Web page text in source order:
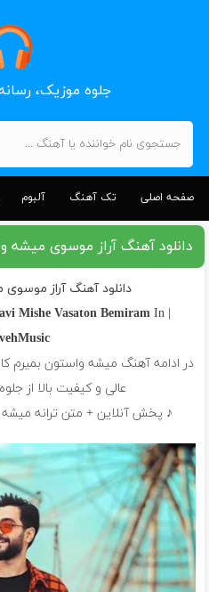
جلوه موزیک،
صفحه اصلی تک آهنگ آلبوم
دانلود آهنگ آراز موسوی میشه
دانلود آهنگ آراز
| Download Song
Mishe Vasaton Bemiram In
|
در ادامه آهنگ میشه واستون بمیرم
عالی و کیفیت بالا از
♪ پخش آنلاین + متن ترانه